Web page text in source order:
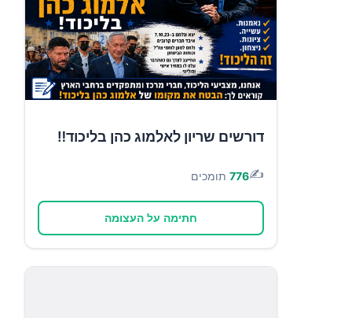
דורשים שריון לאלמוג כהן בליכוד‼️
✍️
776 תומכים
חתימה על העצומה